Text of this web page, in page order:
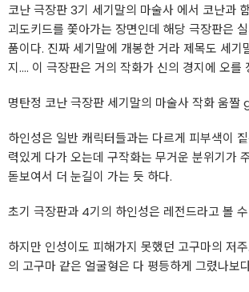
코난 극장판 3기 세기말의 마술사 에서 코난과
괴도키드를 쫓아가는 장면인데 해당 극장판은
품이다. 진짜 세기말에 개봉한 거라 제목도 세기
지.... 이 극장판은 거의 작화가 신의 경지에 오를
명탄정 코난 극장판 세기말의 마술사 작화 움짤
하인성은 일반 캐릭터들과는 다르게 피부색이
력있게 다가 오는데 구작화는 무거운 분위기가
돋보여서 더 눈길이 가는 듯 하다.
초기 극장판과 4기의 하인성은 레전드라고 볼
하지만 인성이도 피해가지 못했던 고구마의 저
의 고구마 같은 얼굴형은 다 평등하게 그렸나보